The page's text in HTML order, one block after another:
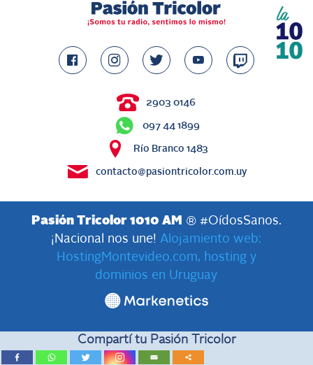
Compartí tu Pasión Tricolor
2903 0146
097 44 1899
Río Branco 1483
contacto@pasiontricolor.com.uy
Pasión Tricolor 1010 AM
® #OídosSanos.
¡Nacional nos une! Alojamiento web:
HostingMontevideo.com, hosting y
dominios en Uruguay